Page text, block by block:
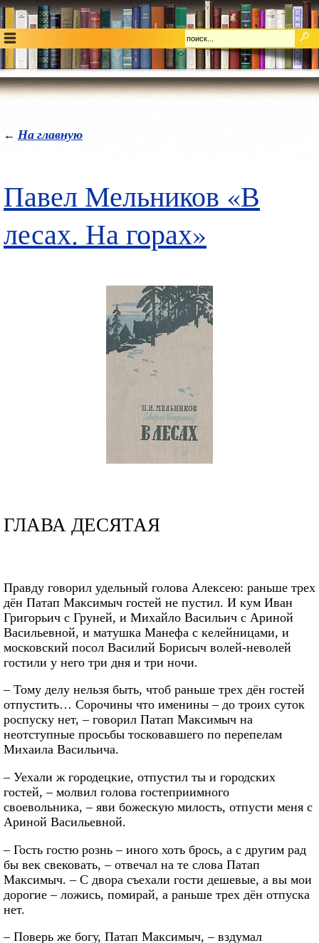
← На главную
Павел Мельников «В
лесах. На горах»
ГЛАВА ДЕСЯТАЯ
Правду говорил удельный голова Алексею: раньше трех
дён Патап Максимыч гостей не пустил. И кум Иван
Григорьич с Груней, и Михайло Васильич с Ариной
Васильевной, и матушка Манефа с келейницами, и
московский посол Василий Борисыч волей-неволей
гостили у него три дня и три ночи.
– Тому делу нельзя быть, чтоб раньше трех дён гостей
отпустить… Сорочины что именины – до троих суток
роспуску нет, – говорил Патап Максимыч на
неотступные просьбы тосковавшего по перепелам
Михаила Васильича.
– Уехали ж городецкие, отпустил ты и городских
гостей, – молвил голова гостеприимного
своевольника, – яви божескую милость, отпусти меня с
Ариной Васильевной.
– Гость гостю рознь – иного хоть брось, а с другим рад
бы век свековать, – отвечал на те слова Патап
Максимыч. – С двора съехали гости дешевые, а вы мои
дорогие – ложись, помирай, а раньше трех дён отпуска
нет.
– Поверь же богу, Патап Максимыч, – вздумал